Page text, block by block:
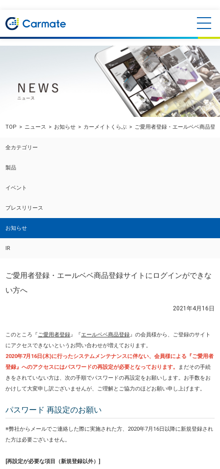
TOP ニュース お知らせ カーメイトくらぶ ご愛用者登録・エールベベ商品登
全カテゴリー
製品
イベント
プレスリリース
お知らせ
IR
ご愛用者登録・エールベベ商品登録サイトにログインができな
い方へ
2021年4月16日
このところ『ご愛用者登録』『エールベベ商品登録』の会員様から、ご登録のサイト
にアクセスできないというお問い合わせが増えております。
2020年7月16日(木)に行ったシステムメンテナンスに伴ない、会員様による『ご愛用者
登録』へのアクセスにはパスワードの再設定が必要となっております。
まだその手続
きをされていない方は、次の手順でパスワードの再設定をお願いします。お手数をお
かけして大変申し訳ございませんが、ご理解とご協力のほどお願い申し上げます。
パスワード 再設定のお願い
※弊社からメールでご連絡した際に実施された方、2020年7月16日以降に新規登録され
た方は必要ございません。
[再設定が必要な項目（新規登録以外）]